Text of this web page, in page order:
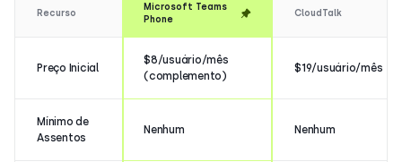
Recurso
Microsoft Teams
Phone
CloudTalk
Preço Inicial
$8/usuário/mês
(complemento)
$19/usuário/mês
Mínimo de
Assentos
Nenhum Nenhum